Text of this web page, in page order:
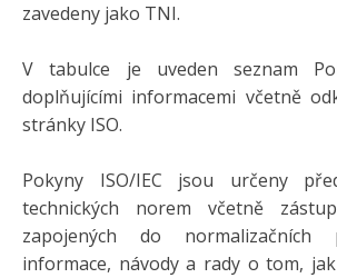
zavedeny jako TNI.
V tabulce je uveden seznam
doplňujícími informacemi včetně
stránky ISO.
Pokyny ISO/IEC jsou určeny
technických norem včetně
zapojených do normalizačních
informace, návody a rady o tom,